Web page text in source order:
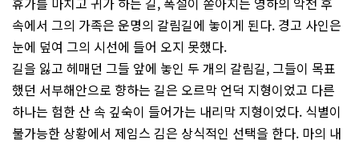
속에서 그의 가족은 운명의 갈림길에 놓이게 된다. 경고 사인은
눈에 덮여 그의 시선에 들어 오지 못했다.
길을 잃고 헤매던 그들 앞에 놓인 두 개의 갈림길, 그들이 목표
했던 서부해안으로 향하는 길은 오르막 언덕 지형이었고 다른
하나는 험한 산 속 깊숙이 들어가는 내리막 지형이었다. 식별이
불가능한 상황에서 제임스 김은 상식적인 선택을 한다. 마의 내